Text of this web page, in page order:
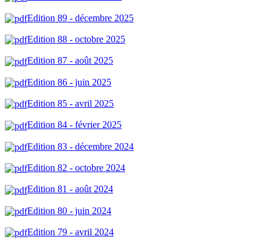
Edition 89 - décembre 2025
Edition 88 - octobre 2025
Edition 87 - août 2025
Edition 86 - juin 2025
Edition 85 - avril 2025
Edition 84 - février 2025
Edition 83 - décembre 2024
Edition 82 - octobre 2024
Edition 81 - août 2024
Edition 80 - juin 2024
Edition 79 - avril 2024